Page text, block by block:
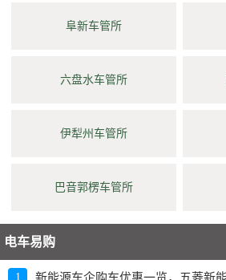
阜新车管所
六盘水车管所
伊犁州车管所
巴音郭楞车管所
电车易购
1